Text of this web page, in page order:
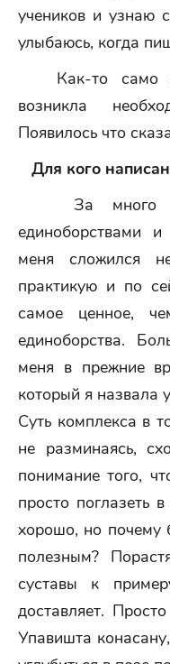
учеников и узнаю
улыбаюсь, когда
Как-то само
возникла
Появилось что
Для кого
За много
единоборствами
меня сложился
практикую и по
самое ценное,
единоборства.
меня в прежние
который я назвала
Суть комплекса в
не разминаясь,
понимание того,
просто поглазеть
хорошо, но почему
полезным?
суставы к
доставляет.
Упавишта